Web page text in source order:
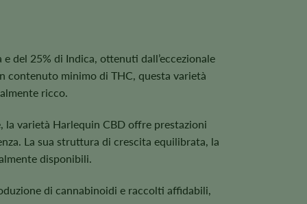
del 25% di Indica, ottenuti dall’eccezionale
contenuto minimo di THC, questa varietà
ricco.
varietà Harlequin CBD offre prestazioni
La sua struttura di crescita equilibrata, la
disponibili.
di cannabinoidi e raccolti affidabili,